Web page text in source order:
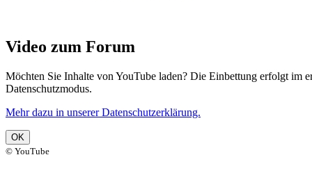
Video zum Forum
Möchten Sie Inhalte von YouTube laden? Die Einbettung erfolgt im
Datenschutzmodus.
Mehr dazu in unserer Datenschutzerklärung.
OK
© YouTube